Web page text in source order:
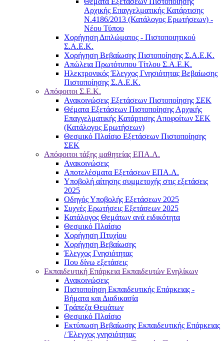
Αρχικής Επαγγελματικής Κατάρτισης
Ν.4186/2013 (Κατάλογος Ερωτήσεων) -
Νέου Τύπου
Χορήγηση Διπλώματος - Πιστοποιητικού
Σ.Α.Ε.Κ.
Χορήγηση Βεβαίωσης Πιστοποίησης Σ.Α.Ε.Κ.
Απώλεια Πρωτότυπου Τίτλου Σ.Α.Ε.Κ.
Ηλεκτρονικός Έλεγχος Γνησιότητας Βεβαίωσης
Πιστοποίησης Σ.Α.Ε.Κ.
Απόφοιτοι Σ.Ε.Κ.
Ανακοινώσεις Εξετάσεων Πιστοποίησης ΣΕΚ
Θέματα Εξετάσεων Πιστοποίησης Αρχικής
Επαγγελματικής Κατάρτισης Αποφοίτων ΣΕΚ
(Κατάλογος Ερωτήσεων)
Θεσμικό Πλαίσιο Εξετάσεων Πιστοποίησης
ΣΕΚ
Απόφοιτοι τάξης μαθητείας ΕΠΑ.Λ.
Ανακοινώσεις
Αποτελέσματα Εξετάσεων ΕΠΑ.Λ.
Υποβολή αίτησης συμμετοχής στις εξετάσεις
2025
Οδηγός Υποβολής Εξετάσεων 2025
Συχνές Ερωτήσεις Εξετάσεων 2025
Κατάλογος Θεμάτων ανά ειδικότητα
Θεσμικό Πλαίσιο
Χορήγηση Πτυχίου
Χορήγηση Βεβαίωσης
Έλεγχος Γνησιότητας
Που δίνω εξετάσεις
Εκπαιδευτική Επάρκεια Εκπαιδευτών Ενηλίκων
Ανακοινώσεις
Πιστοποίηση Εκπαιδευτικής Επάρκειας -
Βήματα και Διαδικασία
Τράπεζα Θεμάτων
Θεσμικό Πλαίσιο
Εκτύπωση Βεβαίωσης Εκπαιδευτικής Επάρκειας
/ Έλεγχος γνησιότητας